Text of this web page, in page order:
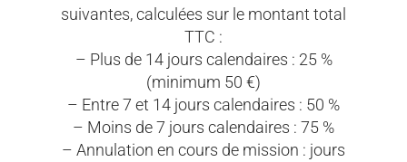
suivantes, calculées sur le montant total
TTC :
– Plus de 14 jours calendaires : 25 %
(minimum 50 €)
– Entre 7 et 14 jours calendaires : 50 %
– Moins de 7 jours calendaires : 75 %
– Annulation en cours de mission : jours